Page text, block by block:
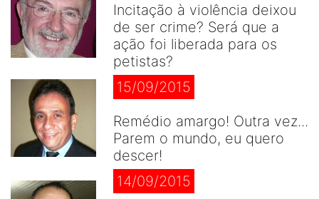
Incitação à violência deixou
de ser crime? Será que a
ação foi liberada para os
petistas?
15/09/2015
Remédio amargo! Outra vez...
Parem o mundo, eu quero
descer!
14/09/2015